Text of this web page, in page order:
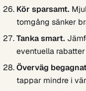
Kör sparsamt.
tomgång sänker
Tanka smart.
eventuella
Överväg
tappar mindre i